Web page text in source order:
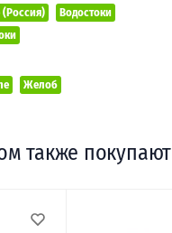
Водостоки
Желоб
также покупают